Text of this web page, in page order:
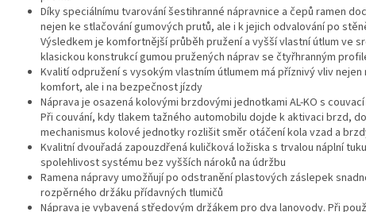
Díky speciálnímu tvarování šestihranné nápravnice a čepů ramen
nejen ke stlačování gumových prutů, ale i k jejich odvalování po
Výsledkem je komfortnější průběh pružení a vyšší vlastní útlum ve
klasickou konstrukcí gumou pružených náprav se čtyřhranným
Kvalití odpružení s vysokým vlastním útlumem má příznivý vliv nejen
komfort, ale i na bezpečnost jízdy
Náprava je osazená kolovými brzdovými jednotkami AL-KO s
Při couvání, kdy tlakem tažného automobilu dojde k aktivaci brzd,
mechanismus kolové jednotky rozlišit směr otáčení kola vzad a
Kvalitní dvouřadá zapouzdřená kuličková ložiska s trvalou náplní
spolehlivost systému bez vyšších nároků na údržbu
Ramena nápravy umožňují po odstranění plastových záslepek
rozpěrného držáku přídavných tlumičů
Náprava je vybavená středovým držákem pro dva lanovody. Při